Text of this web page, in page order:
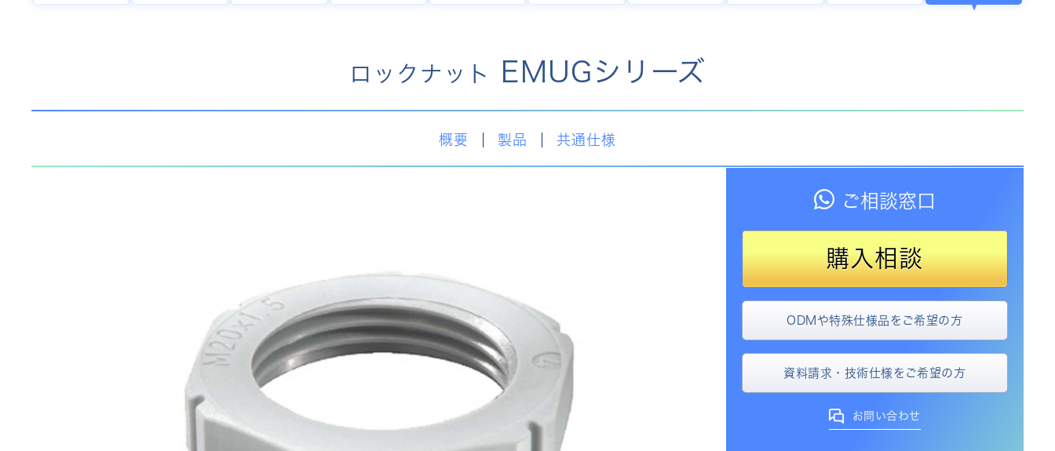
ロックナット EMUGシリーズ
概要 製品 共通仕様
ご相談窓口
購入相談
ODMや特殊仕様品をご希望の方
資料請求・技術仕様をご希望の方
お問い合わせ